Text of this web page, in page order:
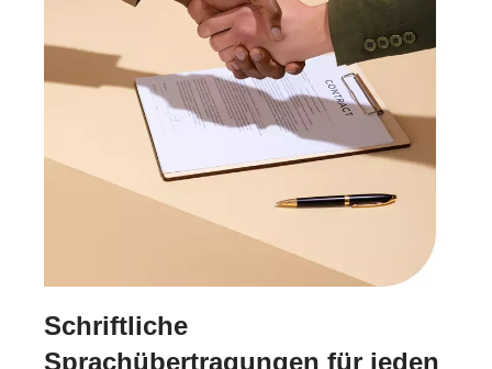
Schriftliche
Sprachübertragungen für jeden